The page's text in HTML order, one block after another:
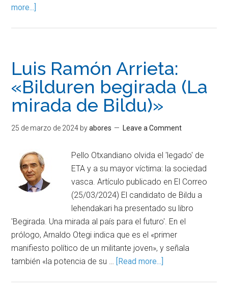
more...]
Luis Ramón Arrieta:
«Bilduren begirada (La
mirada de Bildu)»
25 de marzo de 2024 byabores Leave a Comment
Pello Otxandiano olvida el 'legado' de
ETA y a su mayor víctima: la sociedad
vasca. Artículo publicado en El Correo
(25/03/2024) El candidato de Bildu a
lehendakari ha presentado su libro
'Begirada. Una mirada al país para el futuro'. En el
prólogo, Arnaldo Otegi indica que es el «primer
manifiesto político de un militante joven», y señala
también «la potencia de su … [Read more...]